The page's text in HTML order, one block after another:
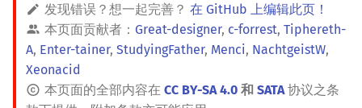
发现错误？想一起完善？ 在 GitHub 上编辑此页！
本页面贡献者： Great-designer, c-forrest, Tiphereth-
A, Enter-tainer, StudyingFather, Menci, NachtgeistW,
Xeonacid
本页面的全部内容在 CC BY-SA 4.0 和 SATA协议之条